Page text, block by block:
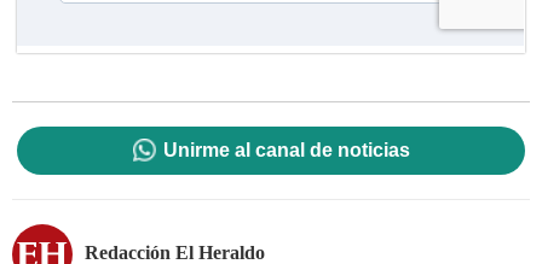
Unirme al canal de noticias
Redacción El Heraldo